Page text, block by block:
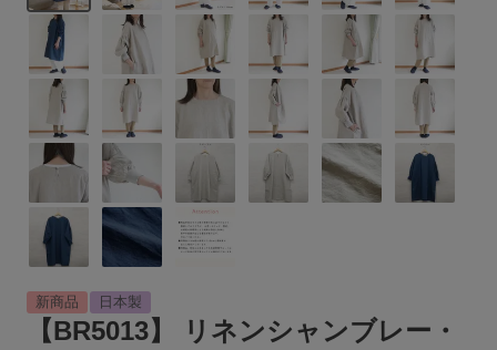
新商品 日本製
【BR5013】 リネンシャンブレー・